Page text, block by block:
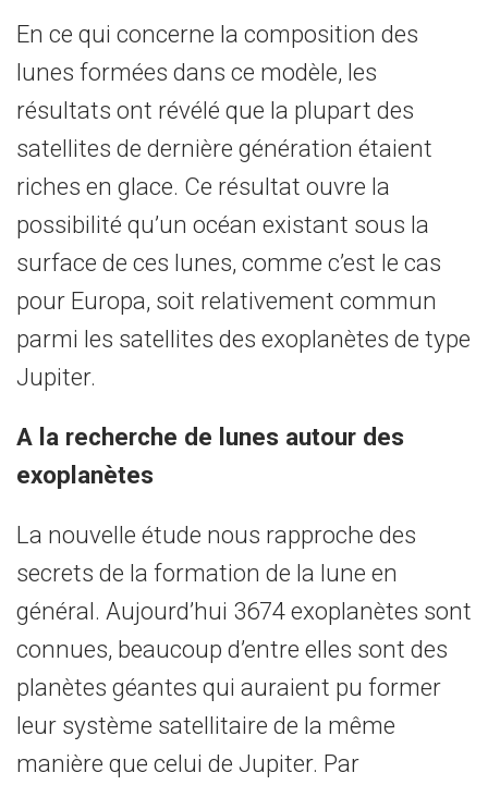
En ce qui concerne la composition des
lunes formées dans ce modèle, les
résultats ont révélé que la plupart des
satellites de dernière génération étaient
riches en glace. Ce résultat ouvre la
possibilité qu’un océan existant sous la
surface de ces lunes, comme c’est le cas
pour Europa, soit relativement commun
parmi les satellites des exoplanètes de type
Jupiter.
A la recherche de lunes autour des
exoplanètes
La nouvelle étude nous rapproche des
secrets de la formation de la lune en
général. Aujourd’hui 3674 exoplanètes sont
connues, beaucoup d’entre elles sont des
planètes géantes qui auraient pu former
leur système satellitaire de la même
manière que celui de Jupiter. Par